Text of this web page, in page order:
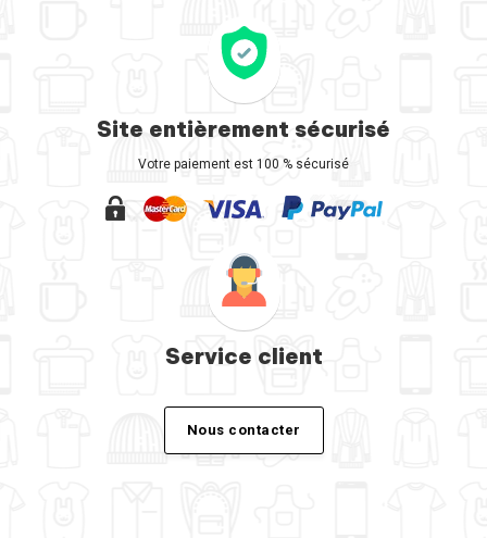
Site entièrement sécurisé
Votre paiement est 100 % sécurisé
Service client
Nous contacter